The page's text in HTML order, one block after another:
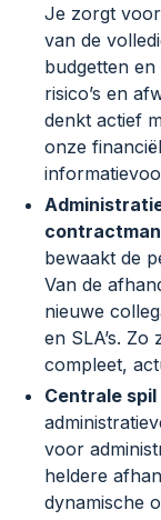
Je zorgt
van de
budgetten
risico’s en
denkt actief
onze
bewaakt de
Van de
nieuwe
en SLA’s.
compleet,
Centrale
voor
heldere
dynamische